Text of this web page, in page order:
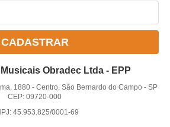
CADASTRAR
Obradec Ltda - EPP
1880 -Centro, São Bernardo do Campo -SP
CEP: 09720-000
45.953.825/0001-69